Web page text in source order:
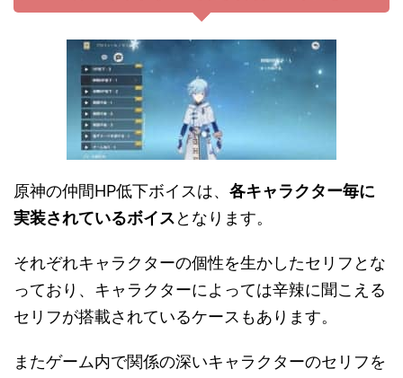
原神の仲間HP低下ボイスは、 各キャラクター毎に
実装されているボイスとなります。
それぞれキャラクターの個性を生かしたセリフとな
っており、キャラクターによっては辛辣に聞こえる
セリフが搭載されているケースもあります。
またゲーム内で関係の深いキャラクターのセリフを